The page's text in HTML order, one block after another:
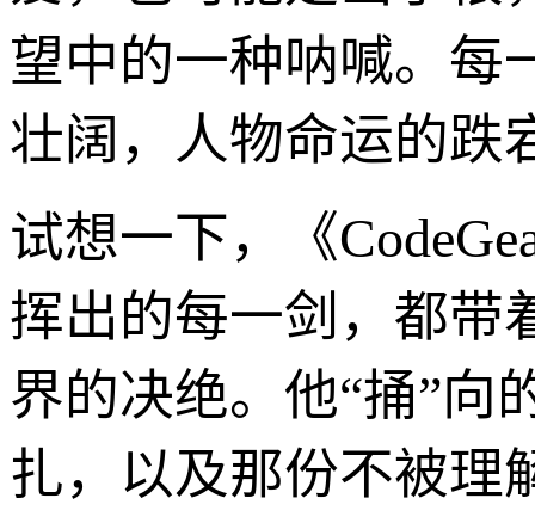
望中的一种呐喊。每
壮阔，人物命运的跌
试想一下，《
挥出的每一剑，都带
界的决绝。他“捅”向
扎，以及那份不被理